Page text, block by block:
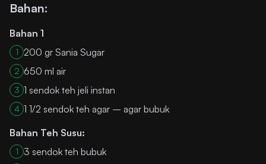
Bahan:
Bahan 1
1 200 gr Sania Sugar
2 650 ml air
3 1 sendok teh jeli instan
4 1 1/2 sendok teh agar – agar bubuk
Bahan Teh Susu:
1 3 sendok teh bubuk